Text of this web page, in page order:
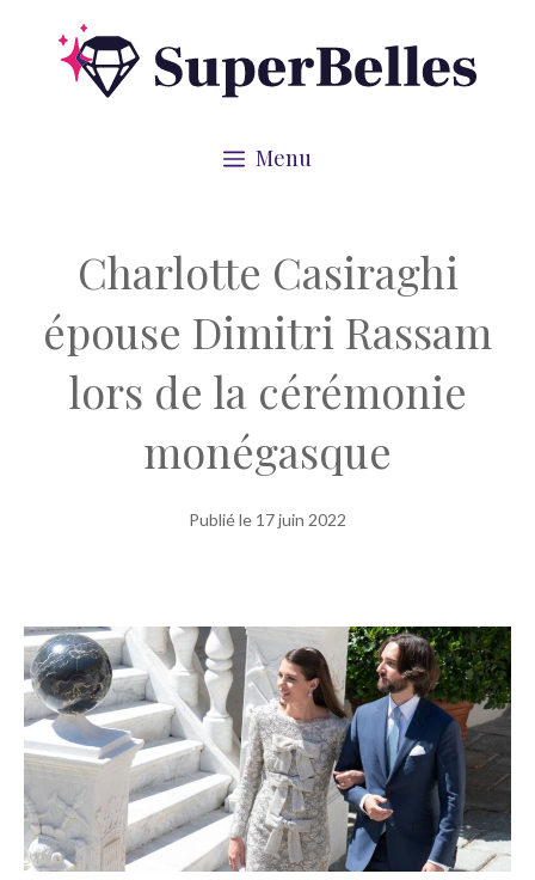
Menu
Charlotte Casiraghi
épouse Dimitri Rassam
lors de la cérémonie
monégasque
Publié le 17 juin 2022